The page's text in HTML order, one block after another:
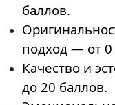
баллов.
подход — от 0
Качество и
до 20 баллов.